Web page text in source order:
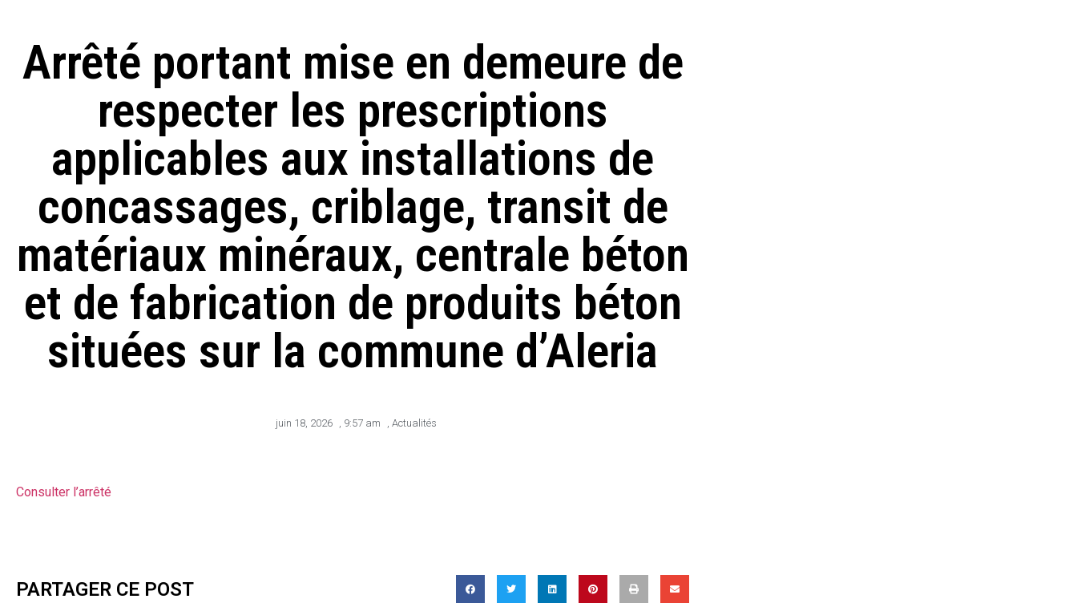
Arrêté portant mise en demeure de
respecter les prescriptions
applicables aux installations de
concassages, criblage, transit de
matériaux minéraux, centrale béton
et de fabrication de produits béton
situées sur la commune d’Aleria
juin 18, 2026 , 9:57 am , Actualités
Consulter l’arrêté
PARTAGER CE POST